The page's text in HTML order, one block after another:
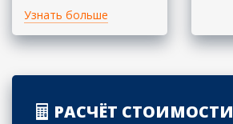
Узнать больше
РАСЧЁТ СТОИМОСТИ